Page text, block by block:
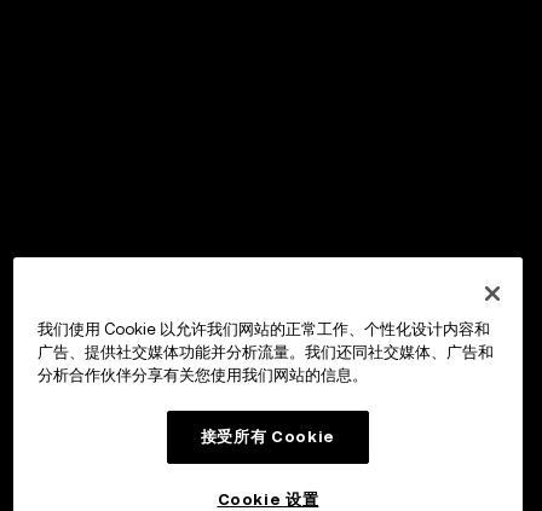
我们使用 Cookie 以允许我们网站的正常工作、个性化设计内容和
广告、提供社交媒体功能并分析流量。我们还同社交媒体、广告和
分析合作伙伴分享有关您使用我们网站的信息。
接受所有 Cookie
Cookie 设置